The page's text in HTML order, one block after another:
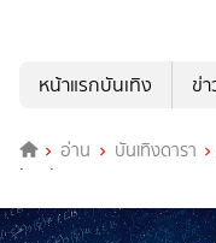
หน้าแรกบันเทิง
ข่
อ่าน บันเทิงดารา
รักนิรันดร (Theory Of